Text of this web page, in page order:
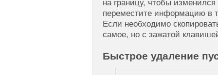
на границу, чтобы изменился
переместите информацию в
Если необходимо
самое, но с зажатой
Быстрое удаление